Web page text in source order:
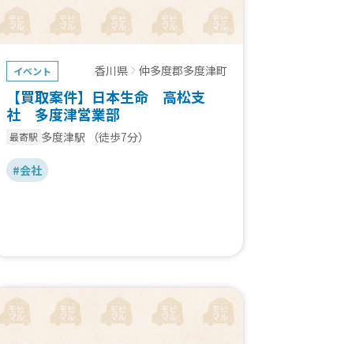
イベント 香川県 仲多度郡多度津町
【買取案件】日本生命 高松支
社 多度津営業部
最寄駅 多度津駅 （徒歩7分）
#会社